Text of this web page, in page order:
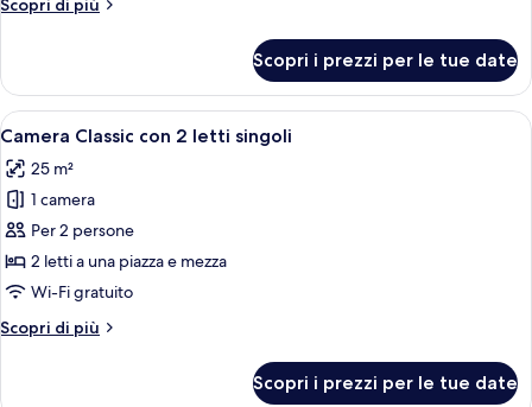
Deluxe
Scopri i prezzi per le tue date
Apri
tutte
le
foto
per
Camera
Classic
2
Camera d'albergo con due letti,
4
Camera Classic con 2 letti singoli
25 m²
1 camera
Per 2 persone
2 letti a una piazza e mezza
Wi-Fi gratuito
Scopri di più
Altri
Scopri i prezzi per le tue date